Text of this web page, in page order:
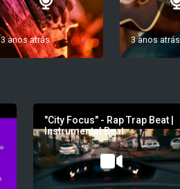
3 anos atrás 3 anos atrás
"City Focus" - Rap Trap Beat |
Instrumental Beat